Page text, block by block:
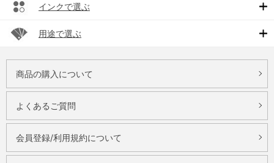
インクで選ぶ
用途で選ぶ
商品の購入について
よくあるご質問
会員登録/利用規約について